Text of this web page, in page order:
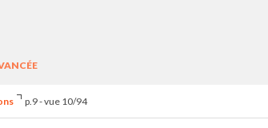
p.9 - vue 10/94